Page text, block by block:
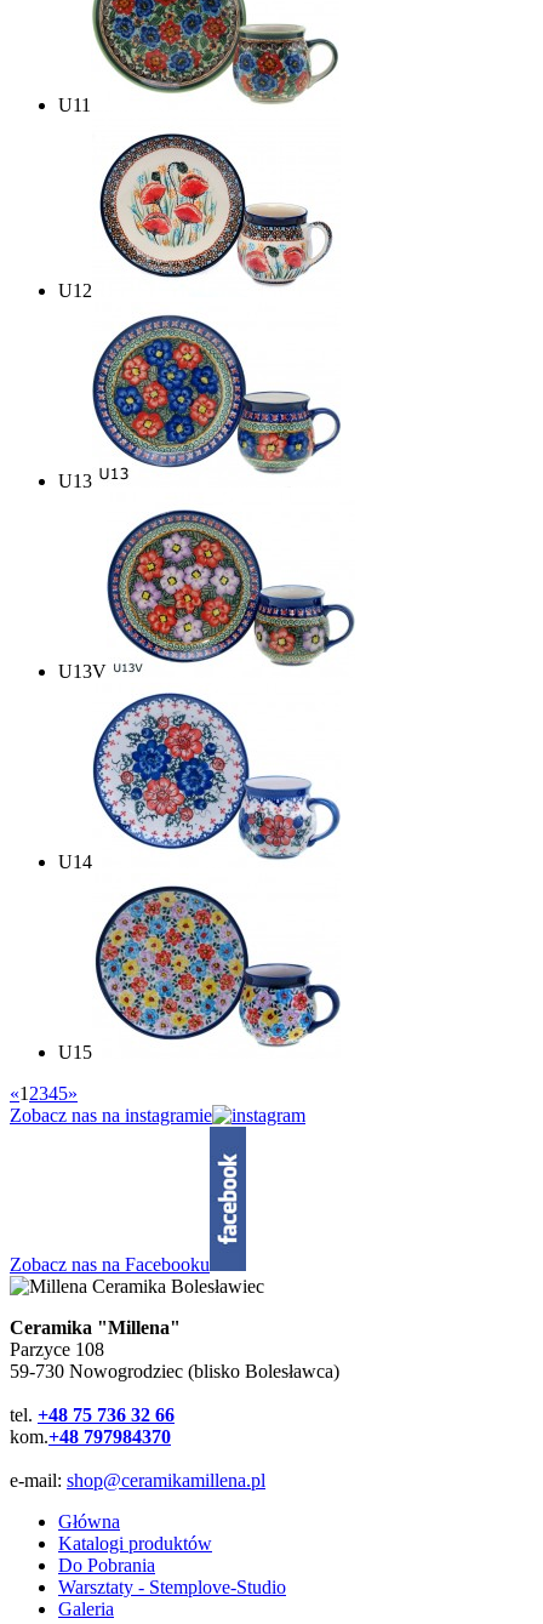
U11
U12
U13
U13V
U14
U15
«1 2345»
Zobacz nas na instagramie
Zobacz nas na Facebooku
Ceramika "Millena"
Parzyce 108
59-730 Nowogrodziec (blisko Bolesławca)
tel. +48 75 736 32 66
kom.+48 797984370
e-mail: shop@ceramikamillena.pl
Główna
Katalogi produktów
Do Pobrania
Warsztaty - Stemplove-Studio
Galeria